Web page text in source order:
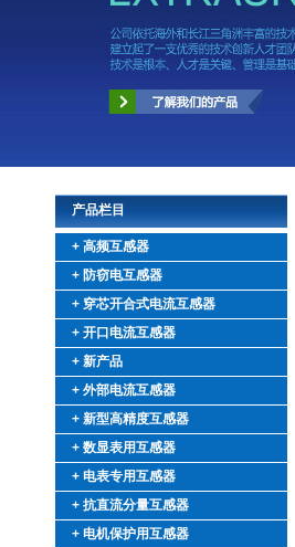
产品栏目
+ 高频互感器
+ 防窃电互感器
+ 穿芯开合式电流互感器
+ 开口电流互感器
+ 新产品
+ 外部电流互感器
+ 新型高精度互感器
+ 数显表用互感器
+ 电表专用互感器
+ 抗直流分量互感器
+ 电机保护用互感器